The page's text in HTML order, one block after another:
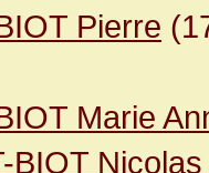
Pierre
Marie
BIOT